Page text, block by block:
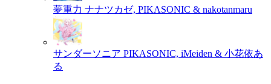
夢重力 ナナツカゼ, PIKASONIC & nakotanmaru
サンダーソニア PIKASONIC, iMeiden & 小花依あ
る